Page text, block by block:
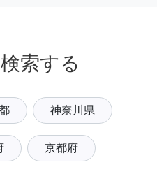
索する
神奈川県
京都府